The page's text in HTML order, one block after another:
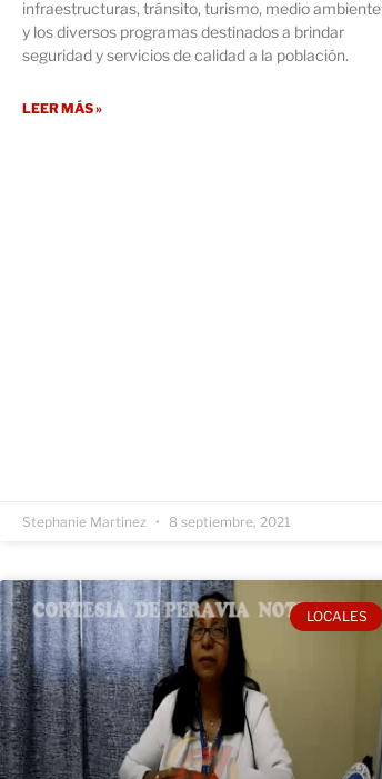
infraestructuras, tránsito, turismo, medio ambiente
y los diversos programas destinados a brindar
seguridad y servicios de calidad a la población.
LEER MÁS »
Stephanie Martinez 8 septiembre, 2021
LOCALES